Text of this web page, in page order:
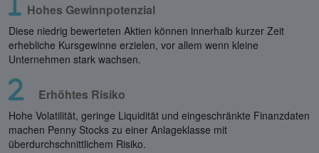
Hohes Gewinnpotenzial
Diese niedrig bewerteten Aktien können innerhalb kurzer Zeit
erhebliche Kursgewinne erzielen, vor allem wenn kleine
Unternehmen stark wachsen.
Erhöhtes Risiko
Hohe Volatilität, geringe Liquidität und eingeschränkte Finanzdaten
machen Penny Stocks zu einer Anlageklasse mit
überdurchschnittlichem Risiko.